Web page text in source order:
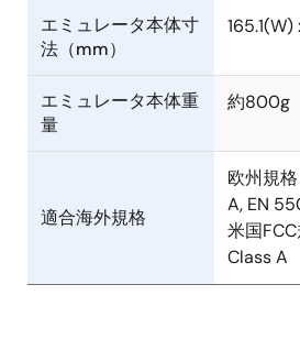
エミュレータ本体寸
法（mm）
エミュレータ本体重
量
約800g
適合海外規格
欧州規
A, EN
米国
Class A